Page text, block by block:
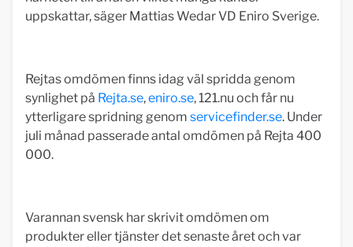
uppskattar, säger Mattias Wedar VD Eniro Sverige.
Rejtas omdömen finns idag väl spridda genom
synlighet på Rejta.se,eniro.se, 121.nu och får nu
ytterligare spridning genom servicefinder.se. Under
juli månad passerade antal omdömen på Rejta 400
000.
Varannan svensk har skrivit omdömen om
produkter eller tjänster det senaste året och var